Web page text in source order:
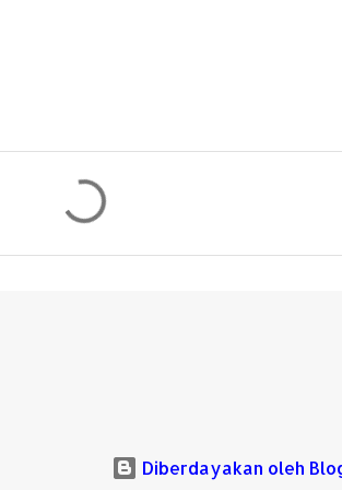
Diberdayakan oleh